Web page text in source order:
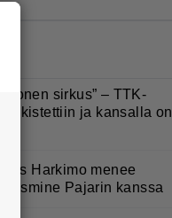
sirkus” – TTK-
ja kansalla on
Harkimo menee
Jasmine Pajarin kanssa